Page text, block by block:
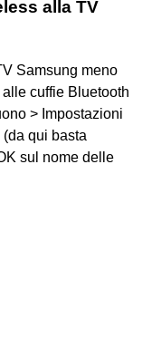
alla TV
Samsung meno
cuffie Bluetooth
> Impostazioni
qui basta
sul nome delle